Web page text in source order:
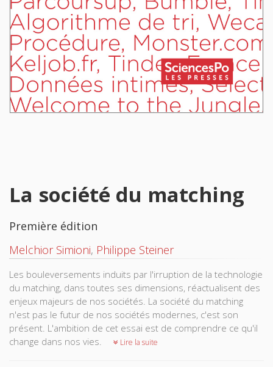
La société du matching
Première édition
Melchior Simioni, Philippe Steiner
Les bouleversements induits par l'irruption de la technologie
du matching, dans toutes ses dimensions, réactualisent des
enjeux majeurs de nos sociétés. La société du matching
n'est pas le futur de nos sociétés modernes, c'est son
présent. L'ambition de cet essai est de comprendre ce qu'il
change dans nos vies.
Lire la suite